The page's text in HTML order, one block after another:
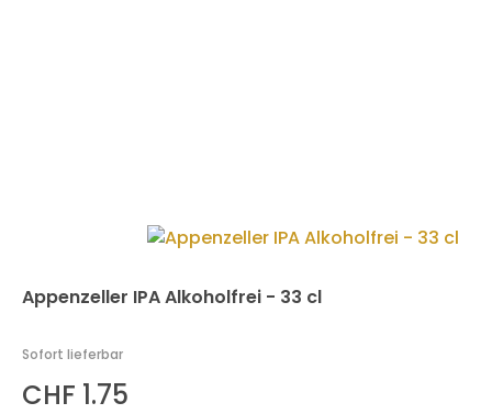
Appenzeller IPA Alkoholfrei - 33 cl
Sofort lieferbar
CHF 1.75